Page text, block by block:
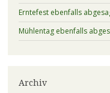
Erntefest ebenfalls
Mühlentag ebenfalls
Archiv